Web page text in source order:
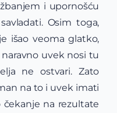
i upornošću
Osim toga,
išao veoma glatko,
uvek nosi tu
ne ostvari. Zato
na to i uvek imati
čekanje na rezultate